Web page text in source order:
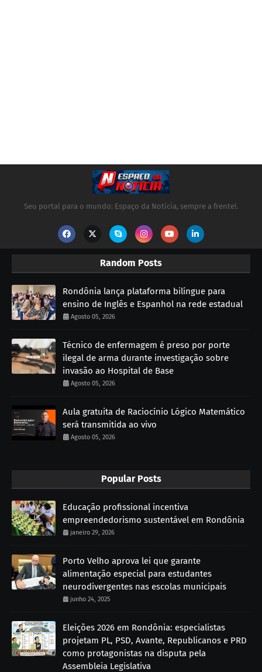
Seu portal para o mundo: Espaço da Notícia, sempre a frente!.
Random Posts
Rondônia lança plataforma bilíngue para
ensino de Inglês e Espanhol na rede estadual
Agosto 05, 2026
Técnico de enfermagem é preso por porte
ilegal de arma durante investigação sobre
invasão ao Hospital de Base
Agosto 05, 2026
Aula gratuita de Raciocínio Lógico Matemático
será transmitida ao vivo
Agosto 05, 2026
Popular Posts
Educação profissional incentiva
empreendedorismo sustentável em Rondônia
janeiro 29, 2026
Porto Velho aprova lei que garante
alimentação especial para estudantes
neurodivergentes nas escolas municipais
junho 24, 2025
Eleições 2026 em Rondônia: especialistas
projetam PL, PSD, Avante, Republicanos e PRD
como protagonistas na disputa pela
Assembleia Legislativa